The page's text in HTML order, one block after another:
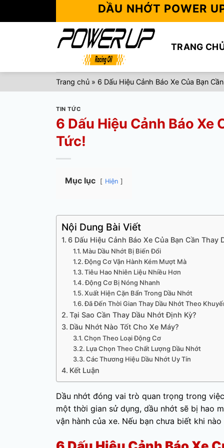
DẦU NHỚT POWER
TRANG
Trang chủ » 6 Dấu Hiệu Cảnh Báo Xe Của Bạn
TIN TỨC
6 Dấu Hiệu Cảnh Báo Xe
Tức!
Mục lục Hiện
Nội Dung Bài Viết
6 Dấu Hiệu Cảnh Báo Xe Của Bạn Cần Thay
Màu Dầu Nhớt Bị Biến Đổi
Động Cơ Vận Hành Kém Mượt Mà
Tiêu Hao Nhiên Liệu Nhiều Hơn
Động Cơ Bị Nóng Nhanh
Xuất Hiện Cặn Bẩn Trong Dầu Nhớt
Đã Đến Thời Gian Thay Dầu Nhớt Theo
Tại Sao Cần Thay Dầu Nhớt Định Kỳ?
Dầu Nhớt Nào Tốt Cho Xe Máy?
Chọn Theo Loại Động Cơ
Lựa Chọn Theo Chất Lượng Dầu Nhớt
Các Thương Hiệu Dầu Nhớt Uy Tín
Kết Luận
Dầu nhớt đóng vai trò quan trọng trong
một thời gian sử dụng, dầu nhớt sẽ bị hao
vận hành của xe. Nếu bạn chưa biết khi